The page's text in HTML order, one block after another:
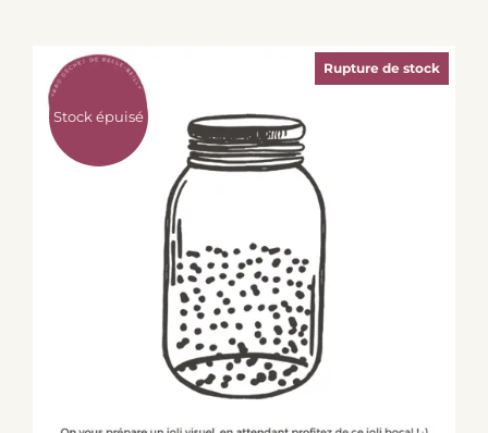
Stock épuisé
Rupture de stock